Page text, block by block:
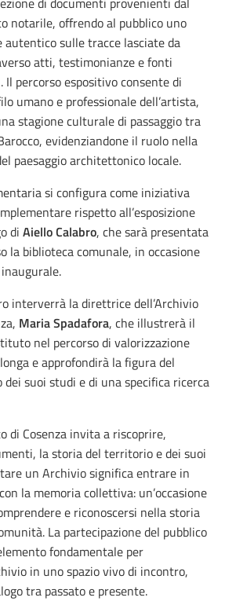
notarile, offrendo al pubblico uno
autentico sulle tracce lasciate da
atti, testimonianze e fonti
percorso espositivo consente di
umano e professionale dell’artista,
stagione culturale di passaggio tra
evidenziandone il ruolo nella
paesaggio architettonico locale.
si configura come iniziativa
rispetto all’esposizione
di Aiello Calabro, che sarà presentata
la biblioteca comunale, in occasione
interverrà la direttrice dell’Archivio
Maria Spadafora, che illustrerà il
nel percorso di valorizzazione
e approfondirà la figura del
suoi studi e di una specifica ricerca
di Cosenza invita a riscoprire,
la storia del territorio e dei suoi
un Archivio significa entrare in
la memoria collettiva: un’occasione
e riconoscersi nella storia
La partecipazione del pubblico
fondamentale per
in uno spazio vivo di incontro,
tra passato e presente.